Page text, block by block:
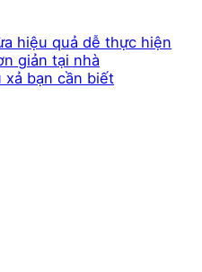
hiệu quả dễ thực hiện
giản tại nhà
bạn cần biết